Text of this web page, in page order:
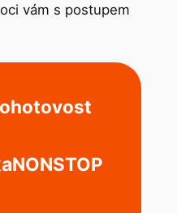
vám s postupem
NONSTOP